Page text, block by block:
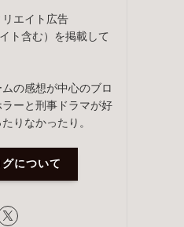
エイト広告
ト含む）を掲載して
の感想が中心のブロ
ーと刑事ドラマが好
りなかったり。
について